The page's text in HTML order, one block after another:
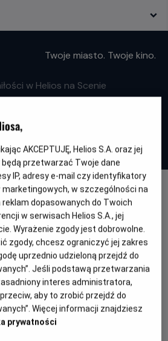
Twoje miasto. Twoje kino.
Rieu: Potęga miłości w
na Scenie
Minimalny
wiek
Od 15 lat
SCENARIUSZ
WIĘCEJ SZCZEGÓŁÓW
AKCEPTUJĘ, Helios S.A. oraz jej
przetwarzać Twoje dane
IP, adresy e-mail czy identyfikatory
marketingowych, w szczególności na
dopasowanych do Twoich
w serwisach Helios S.A., jej
Wyrażenie zgody jest dobrowolne.
zgody, chcesz ograniczyć jej zakres
uprzednio udzieloną przejdź do
Jeśli podstawą przetwarzania
interes administratora,
aby to zrobić przejdź do
Więcej informacji znajdziesz
prywatności